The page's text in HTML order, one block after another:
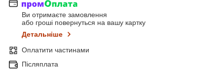
Ви отримаєте замовлення
або гроші повернуться на вашу картку
Детальніше
Оплатити частинами
Післяплата